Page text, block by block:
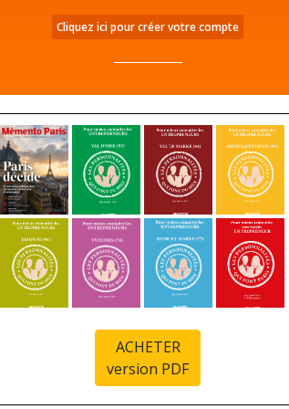
Cliquez ici pour créer votre compte
ACHETER
version PDF